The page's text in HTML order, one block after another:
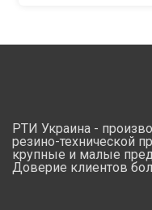
РТИ Украина -
резино-технической
крупные и малые
Доверие клиентов